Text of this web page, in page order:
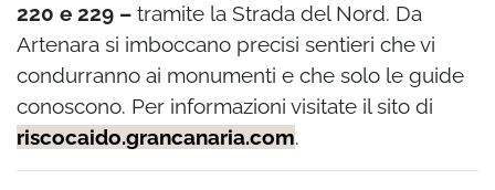
220 e 229 – tramite la Strada del Nord. Da
Artenara si imboccano precisi sentieri che vi
condurranno ai monumenti e che solo le guide
conoscono. Per informazioni visitate il sito di
riscocaido.grancanaria.com.